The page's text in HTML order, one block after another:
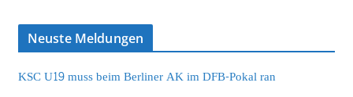
Neuste Meldungen
KSC U19 muss beim Berliner AK im DFB-Pokal ran